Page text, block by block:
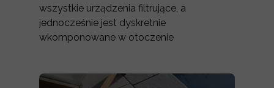
wszystkie urządzenia filtrujące, a
jednocześnie jest dyskretnie
wkomponowane w otoczenie